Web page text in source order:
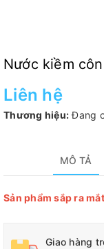
Nước kiềm
Liên hệ
Thương hiệu: Đang
MÔ TẢ
Sản phẩm sắp ra
Giao hàng